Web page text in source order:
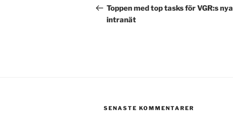
inlägg
Toppen med top tasks för VGR:s nya
intranät
SENASTE KOMMENTARER